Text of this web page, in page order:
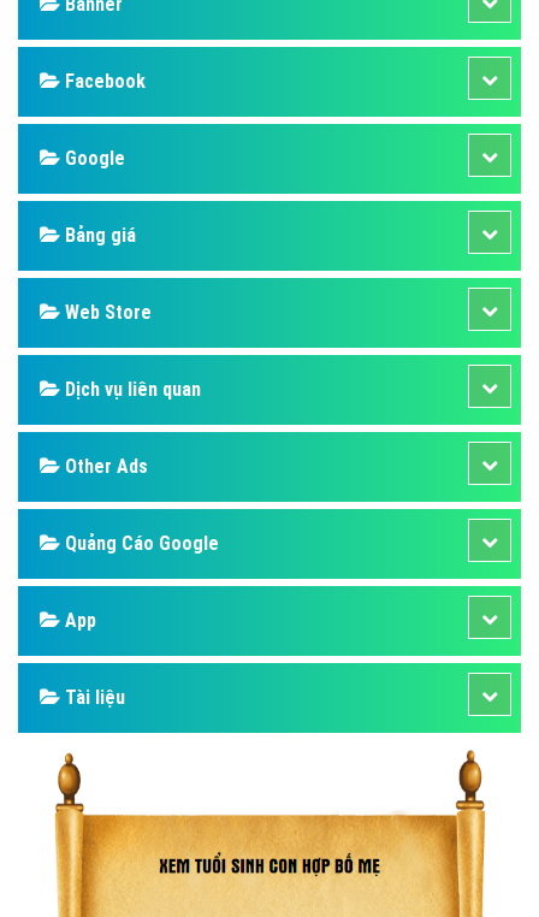
Banner
Facebook
Google
Bảng giá
Web Store
Dịch vụ liên quan
Other Ads
Quảng Cáo Google
App
Tài liệu